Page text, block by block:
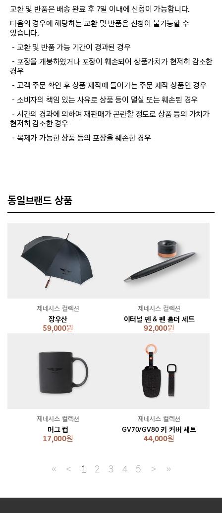
교환 및 반품은 배송 완료 후 7일 이내에 신청이 가능합니다.
다음의 경우에 해당하는 교환 및 반품은 신청이 불가능할 수
있습니다.
－교환 및 반품 가능 기간이 경과된 경우
－포장을 개봉하였거나 포장이 훼손되어 상품가치가 현저히 감소한
경우
－고객 주문 확인 후 상품 제작에 들어가는 주문 제작 상품인 경우
－소비자의 책임 있는 사유로 상품 등이 멸실 또는 훼손된 경우
－시간의 경과에 의하여 재판매가 곤란할 정도로 상품 등의 가치가
현저히 감소한 경우
－복제가 가능한 상품 등의 포장을 훼손한 경우
동일브랜드 상품
장우산
59,000원
제네시스 컬렉션
이터널 펜 & 펜 홀더 세트
92,000원
제네시스 컬렉션
머그 컵
17,000원
제네시스 컬렉션
GV70/GV80 키 커버 세트
44,000원
제네시스 컬렉션
≪ ＜ 1 2 3 4 5 ＞ ≫